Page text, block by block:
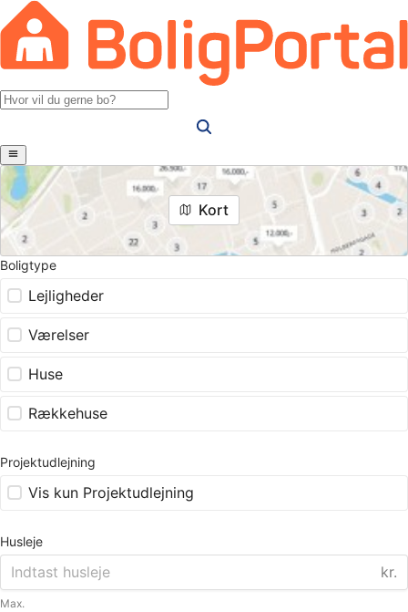
Kort
Boligtype
Lejligheder
Værelser
Huse
Rækkehuse
Projektudlejning
Vis kun Projektudlejning
Husleje
kr.
Max.